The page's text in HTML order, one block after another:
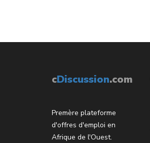
cDiscussion.com
Premère plateforme
d'offres d'emploi en
Afrique de l'Ouest.